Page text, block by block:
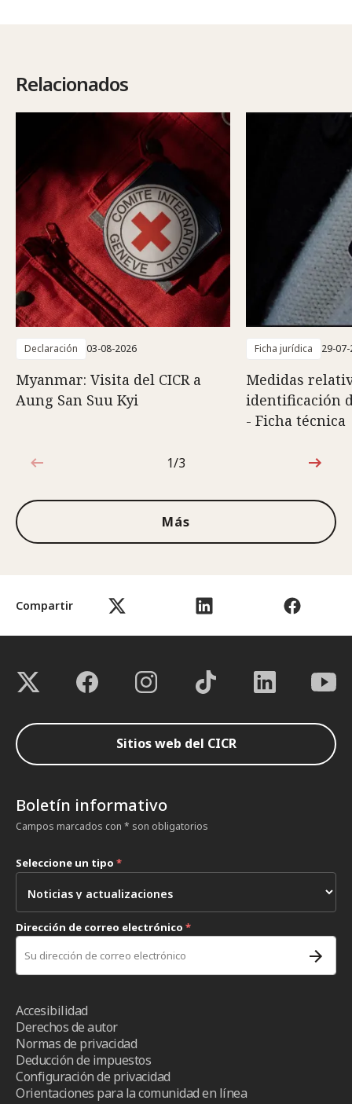
Compartir
Relacionados
Declaración 03-08-2026
Myanmar: Visita del CICR a
Aung San Suu Kyi
Ficha jurídica 29-
Medidas
identificación
- Ficha técnica
1de3
1/3
Más
Sitios web del CICR
Boletín informativo
Campos marcados con * son obligatorios
Seleccione un tipo *
Dirección de correo electrónico *
Accesibilidad
Derechos de autor
Normas de privacidad
Deducción de impuestos
Configuración de privacidad
Orientaciones para la comunidad en línea